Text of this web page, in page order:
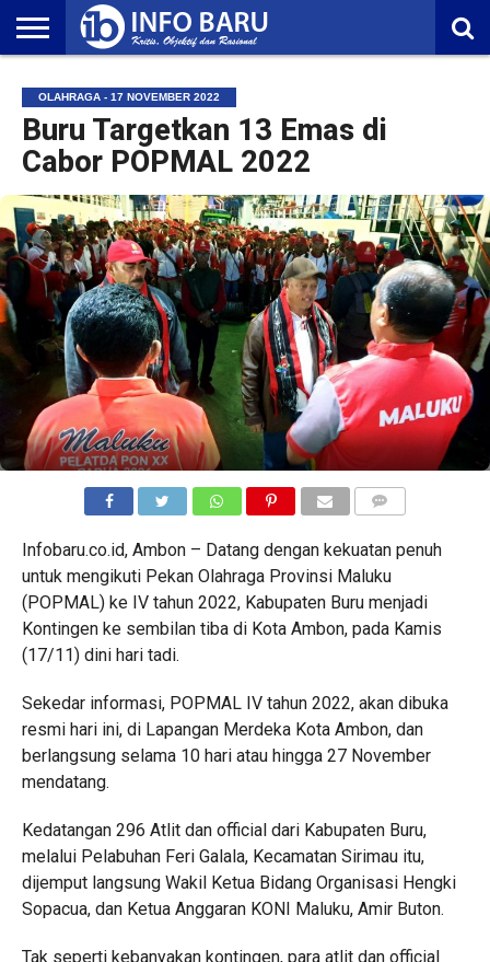
NASIONAL
AMBONIA
MALUKU
EKONOMI
POLITIK
OLAHRAGA
LIFESTYLE
REDAKSI
OLAHRAGA - 17 NOVEMBER 2022
Buru Targetkan 13 Emas di
Cabor POPMAL 2022
Infobaru.co.id, Ambon – Datang dengan kekuatan penuh
untuk mengikuti Pekan Olahraga Provinsi Maluku
(POPMAL) ke IV tahun 2022, Kabupaten Buru menjadi
Kontingen ke sembilan tiba di Kota Ambon, pada Kamis
(17/11) dini hari tadi.
Sekedar informasi, POPMAL IV tahun 2022, akan dibuka
resmi hari ini, di Lapangan Merdeka Kota Ambon, dan
berlangsung selama 10 hari atau hingga 27 November
mendatang.
Kedatangan 296 Atlit dan official dari Kabupaten Buru,
melalui Pelabuhan Feri Galala, Kecamatan Sirimau itu,
dijemput langsung Wakil Ketua Bidang Organisasi Hengki
Sopacua, dan Ketua Anggaran KONI Maluku, Amir Buton.
Tak seperti kebanyakan kontingen, para atlit dan official